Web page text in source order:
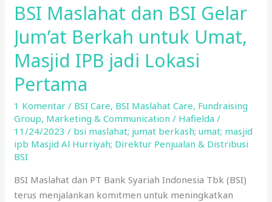
BSI Maslahat dan BSI Gelar
Jum’at Berkah untuk Umat,
Masjid IPB jadi Lokasi
Pertama
1 Komentar / BSI Care, BSI Maslahat Care, Fundraising
Group, Marketing & Communication / Hafielda/
11/24/2023/ bsi maslahat; jumat berkash; umat; masjid
ipb Masjid Al Hurriyah; Direktur Penjualan & Distribusi
BSI
BSI Maslahat dan PT Bank Syariah Indonesia Tbk (BSI)
terus menjalankan komitmen untuk meningkatkan
Lokasi
Pertama